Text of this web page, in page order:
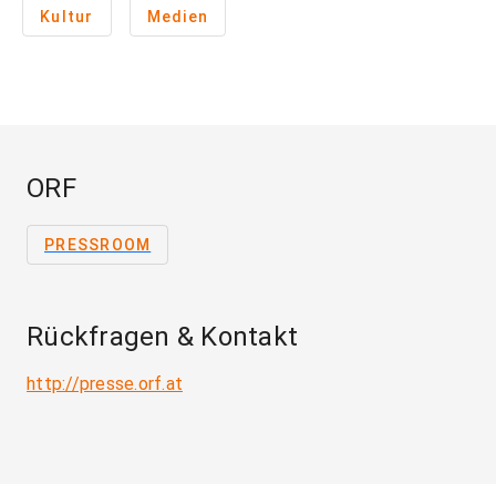
Kultur Medien
ORF
PRESSROOM
Rückfragen & Kontakt
http://presse.orf.at